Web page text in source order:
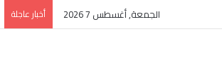
الجمعة, أغسطس 7 2026 أخبار عاجلة